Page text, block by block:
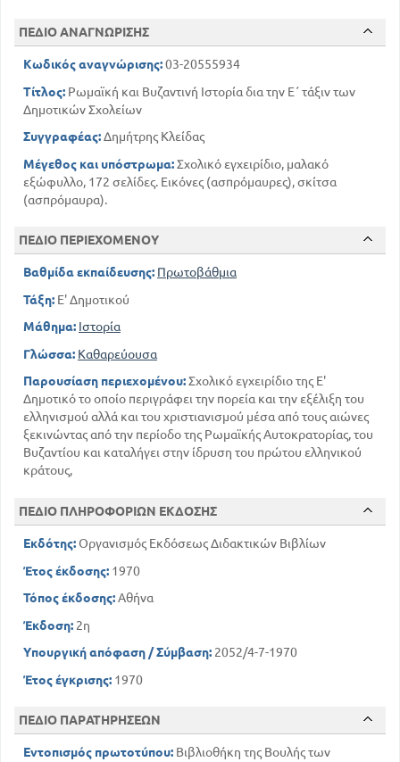
Η ΦΡΑΓΚΟΚΡΑΤΙΑ ΣΤΗΝ ΕΛΛΑΔΑ
109
111
ΑΝΑΚΤΗΣΗ ΤΗΣ ΚΩΝ / ΛΗΣ
ΟΙ ΟΘΩΜΑΝΟΙ ΤΟΥΡΚΟΙ
117
ΓΕΝΙΚΗ ΕΠΙΣΚΟΠΗΣΗ ΒΥΖΑΝΤΙΝΗΣ ΙΣΤΟΡΙΑΣ
Η ΔΥΤΙΚΗ ΕΥΡΩΠΗ - ΑΝΑΓΕΝΝΗΣΗ
ΠΕΡΙΕΧΟΜΕΝΑ
ΠΕΔΙΟ ΑΝΑΓΝΩΡΙΣΗΣ
Κωδικός αναγνώρισης:03-20555934
Τίτλος: Ρωμαϊκή και Βυζαντινή Ιστορία δια την Ε΄ τάξιν των
Δημοτικών Σχολείων
Συγγραφέας:Δημήτρης Κλείδας
Μέγεθος και υπόστρωμα:Σχολικό εγχειρίδιο, μαλακό
εξώφυλλο, 172 σελίδες. Εικόνες (ασπρόμαυρες), σκίτσα
(ασπρόμαυρα).
ΠΕΔΙΟ ΠΕΡΙΕΧΟΜΕΝΟΥ
Βαθμίδα εκπαίδευσης: Πρωτοβάθμια
Τάξη: Ε' Δημοτικού
Μάθημα: Ιστορία
Γλώσσα: Καθαρεύουσα
Παρουσίαση περιεχομένου:Σχολικό εγχειρίδιο της Ε'
Δημοτικό το οποίο περιγράφει την πορεία και την εξέλιξη του
ελληνισμού αλλά και του χριστιανισμού μέσα από τους αιώνες
ξεκινώντας από την περίοδο της Ρωμαϊκής Αυτοκρατορίας, του
Βυζαντίου και καταλήγει στην ίδρυση του πρώτου ελληνικού
κράτους,
ΠΕΔΙΟ ΠΛΗΡΟΦΟΡΙΩΝ ΕΚΔΟΣΗΣ
Εκδότης:Οργανισμός Εκδόσεως Διδακτικών Βιβλίων
Έτος έκδοσης: 1970
Τόπος έκδοσης:Αθήνα
Έκδοση: 2η
Υπουργική απόφαση / Σύμβαση: 2052/4-7-1970
Έτος έγκρισης: 1970
ΠΕΔΙΟ ΠΑΡΑΤΗΡΗΣΕΩΝ
Εντοπισμός πρωτοτύπου: Βιβλιοθήκη της Βουλής των